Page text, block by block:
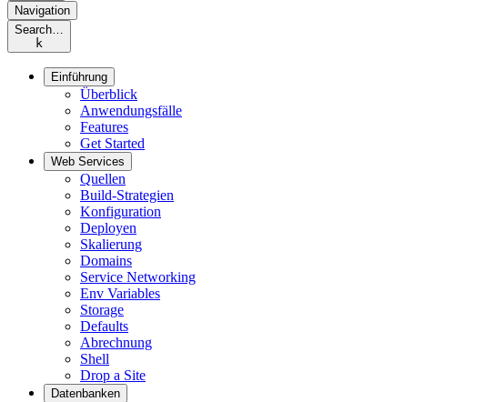
Navigation
Search…
k
Einführung
Überblick
Anwendungsfälle
Features
Get Started
Web Services
Quellen
Build-Strategien
Konfiguration
Deployen
Skalierung
Domains
Service Networking
Env Variables
Storage
Defaults
Abrechnung
Shell
Drop a Site
Datenbanken